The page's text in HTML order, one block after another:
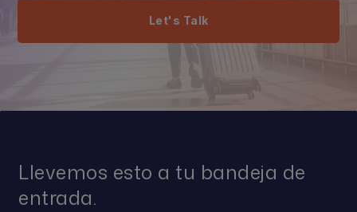
Let's Talk
Llevemos esto a tu bandeja de
entrada.